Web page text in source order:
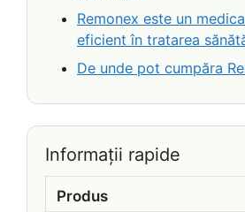
Remonex este un
eficient în tratarea
De unde pot cumpăra
Informații rapide
Produs